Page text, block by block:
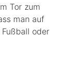
Tor zum
man auf
oder